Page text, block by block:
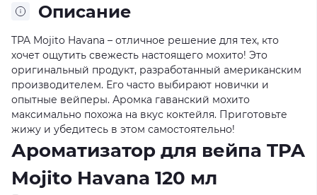
Описание
TPA Mojito Havana – отличное решение для тех, кто
хочет ощутить свежесть настоящего мохито! Это
оригинальный продукт, разработанный американским
производителем. Его часто выбирают новички и
опытные вейперы. Аромка гаванский мохито
максимально похожа на вкус коктейля. Приготовьте
жижу и убедитесь в этом самостоятельно!
Ароматизатор для вейпа TPA
Mojito Havana 120 мл